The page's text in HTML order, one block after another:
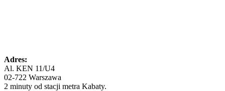
Adres:
Al. KEN 11/U4
02-722 Warszawa
2 minuty od stacji metra Kabaty.